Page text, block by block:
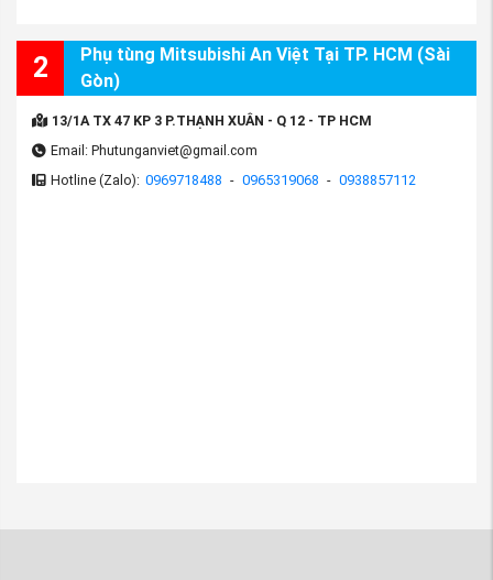
2
Phụ tùng Mitsubishi An Việt Tại TP. HCM (Sài
Gòn)
13/1A TX 47 KP 3 P.THẠNH XUÂN - Q 12 - TP HCM
Email: Phutunganviet@gmail.com
Hotline (Zalo): 0969718488 - 0965319068 - 0938857112